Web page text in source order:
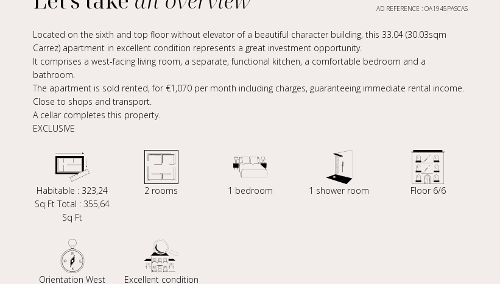
AD REFERENCE : OA1945PASCAS
Located on the sixth and top floor without elevator of a beautiful character building, this 33.04 (30.03sqm
Carrez) apartment in excellent condition represents a great investment opportunity.
It comprises a west-facing living room, a separate, functional kitchen, a comfortable bedroom and a
bathroom.
The apartment is sold rented, for €1,070 per month including charges, guaranteeing immediate rental income.
Close to shops and transport.
A cellar completes this property.
EXCLUSIVE
Habitable : 323,24
Sq Ft Total : 355,64
Sq Ft
2 rooms 1 bedroom 1 shower room Floor 6/6
Orientation West Excellent condition